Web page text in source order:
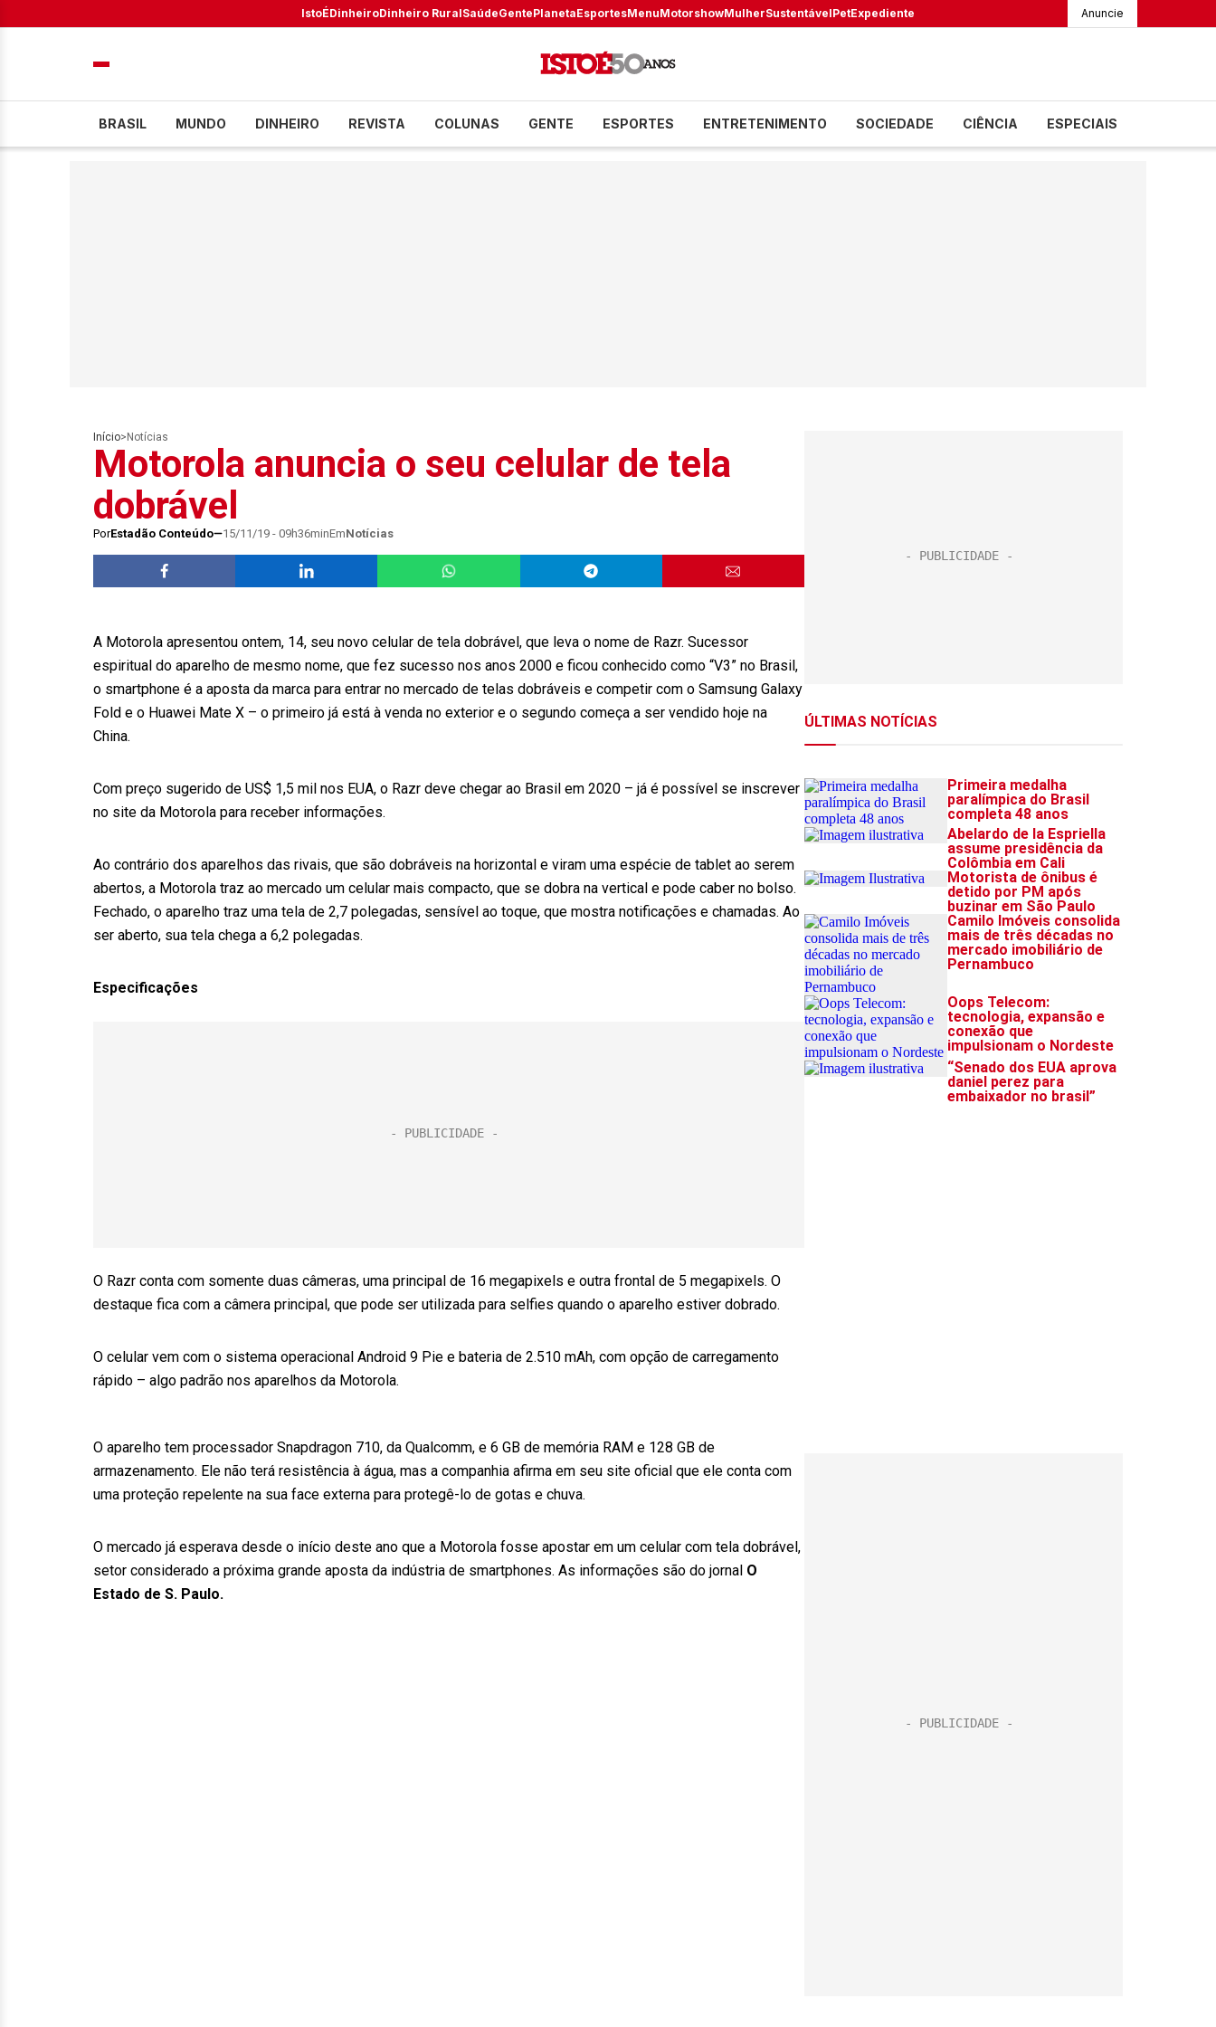
IstoÉDinheiroDinheiro RuralSaúdeGentePlanetaEsportesMenuMotorshowMulherSustentávelPetExpediente Anuncie
BRASIL MUNDO DINHEIRO REVISTA COLUNAS GENTE ESPORTES ENTRETENIMENTO SOCIEDADE CIÊNCIA ESPECIAIS
Início> Notícias
Motorola anuncia o seu celular de tela
dobrável
PorEstadão Conteúdo 15/11/19 - 09h36minEmNotícias
A Motorola apresentou ontem, 14, seu novo celular de tela dobrável, que leva o nome de Razr. Sucessor
espiritual do aparelho de mesmo nome, que fez sucesso nos anos 2000 e ficou conhecido como “V3” no Brasil,
o smartphone é a aposta da marca para entrar no mercado de telas dobráveis e competir com o Samsung Galaxy
Fold e o Huawei Mate X – o primeiro já está à venda no exterior e o segundo começa a ser vendido hoje na
China.
Com preço sugerido de US$ 1,5 mil nos EUA, o Razr deve chegar ao Brasil em 2020 – já é possível se inscrever
no site da Motorola para receber informações.
Ao contrário dos aparelhos das rivais, que são dobráveis na horizontal e viram uma espécie de tablet ao serem
abertos, a Motorola traz ao mercado um celular mais compacto, que se dobra na vertical e pode caber no bolso.
Fechado, o aparelho traz uma tela de 2,7 polegadas, sensível ao toque, que mostra notificações e chamadas. Ao
ser aberto, sua tela chega a 6,2 polegadas.
Especificações
O Razr conta com somente duas câmeras, uma principal de 16 megapixels e outra frontal de 5 megapixels. O
destaque fica com a câmera principal, que pode ser utilizada para selfies quando o aparelho estiver dobrado.
O celular vem com o sistema operacional Android 9 Pie e bateria de 2.510 mAh, com opção de carregamento
rápido – algo padrão nos aparelhos da Motorola.
O aparelho tem processador Snapdragon 710, da Qualcomm, e 6 GB de memória RAM e 128 GB de
armazenamento. Ele não terá resistência à água, mas a companhia afirma em seu site oficial que ele conta com
uma proteção repelente na sua face externa para protegê-lo de gotas e chuva.
O mercado já esperava desde o início deste ano que a Motorola fosse apostar em um celular com tela dobrável,
setor considerado a próxima grande aposta da indústria de smartphones. As informações são do jornal O
Estado de S. Paulo.